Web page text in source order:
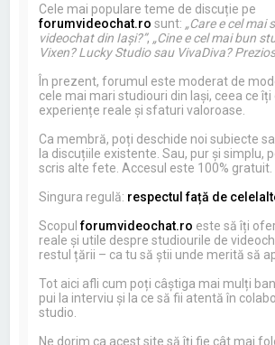
Cele mai populare teme de discuție pe
forumvideochat.ro sunt: „Care e cel mai
videochat din Iași?”, „Cine e cel mai bun
Vixen? Lucky Studio sau VivaDiva?
În prezent, forumul este moderat de
cele mai mari studiouri din Iași, ceea ce
experiențe reale și sfaturi valoroase.
Ca membră, poți deschide noi subiecte
la discuțiile existente. Sau, pur și simplu,
scris alte fete. Accesul este 100% gratuit.
Singura regulă: respectul față de
Scopulforumvideochat.ro este să îți
reale și utile despre studiourile de
restul țării – ca tu să știi unde merită să
Tot aici afli cum poți câștiga mai mulți
pui la interviu și la ce să fii atentă în
studio.
Ne dorim ca acest site să îți fie cât mai